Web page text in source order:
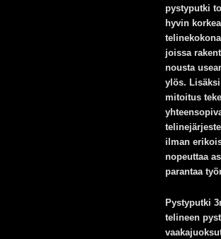
pystyputki
hyvin
joissa
nousta
ylös.
mitoitus
ilman
nopeuttaa
parantaa
Pystyputki
telineen